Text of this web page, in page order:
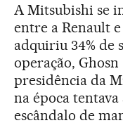
A Mitsubishi se
entre a Renault
adquiriu 34% de
operação,
presidência da
na época
escândalo de